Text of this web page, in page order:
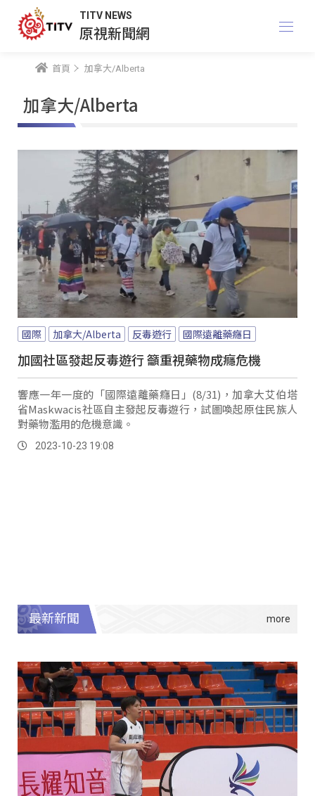
TITV NEWS
原視新聞網
首頁 加拿大/Alberta
加拿大/Alberta
國際 加拿大/Alberta 反毒遊行 國際遠離藥癮日
加國社區發起反毒遊行 籲重視藥物成癮危機
響應一年一度的「國際遠離藥癮日」(8/31)，加拿大艾伯塔
省Maskwacis社區自主發起反毒遊行，試圖喚起原住民族人
對藥物濫用的危機意識。
2023-10-23 19:08
最新新聞